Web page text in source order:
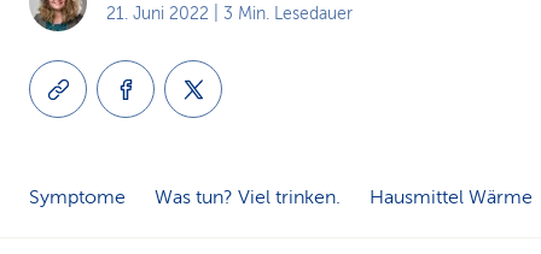
21. Juni 2022 | 3 Min. Lesedauer
Symptome Was tun? Viel trinken. Hausmittel Wärme